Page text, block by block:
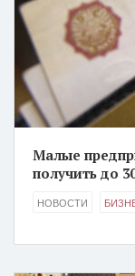
Малые
получить до
НОВОСТИ